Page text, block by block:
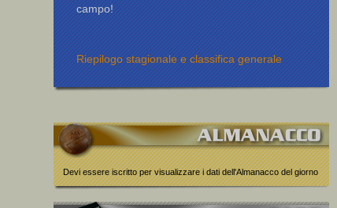
campo!
Riepilogo stagionale e classifica generale
Devi essere iscritto per visualizzare i dati dell'Almanacco del giorno